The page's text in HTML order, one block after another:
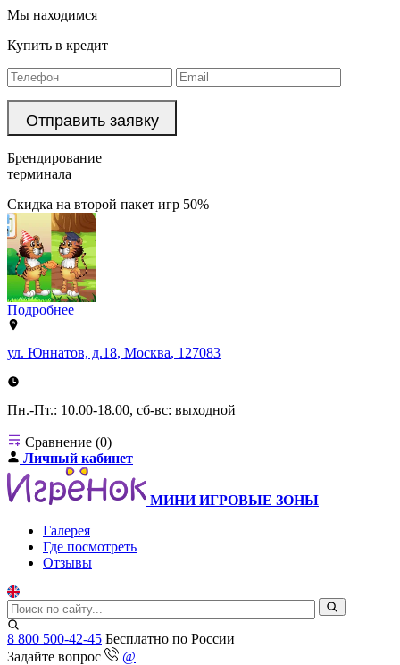
Мы находимся
Купить в кредит
Брендирование
терминала
Скидка на второй пакет игр 50%
Подробнее
ул. Юннатов, д.18, Москва, 127083
Пн.-Пт.: 10.00-18.00, сб-вс: выходной
Сравнение (0)
Личный кабинет
МИНИ ИГРОВЫЕ ЗОНЫ
Галерея
Где посмотреть
Отзывы
8 800 500-42-45 Бесплатно по России
Задайте вопрос
@